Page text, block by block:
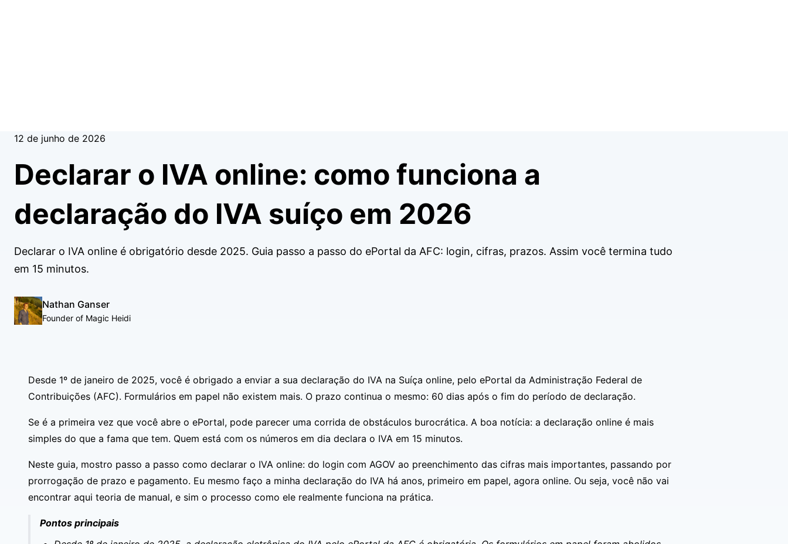
12 de junho de 2026
Declarar o IVA online: como funciona a
declaração do IVA suíço em 2026
Declarar o IVA online é obrigatório desde 2025. Guia passo a passo do ePortal da AFC: login, cifras, prazos. Assim você termina tudo
em 15 minutos.
Nathan Ganser
Founder of Magic Heidi
Desde 1º de janeiro de 2025, você é obrigado a enviar a sua declaração do IVA na Suíça online, pelo ePortal da Administração Federal de
Contribuições (AFC). Formulários em papel não existem mais. O prazo continua o mesmo: 60 dias após o fim do período de declaração.
Se é a primeira vez que você abre o ePortal, pode parecer uma corrida de obstáculos burocrática. A boa notícia: a declaração online é mais
simples do que a fama que tem. Quem está com os números em dia declara o IVA em 15 minutos.
Neste guia, mostro passo a passo como declarar o IVA online: do login com AGOV ao preenchimento das cifras mais importantes, passando por
prorrogação de prazo e pagamento. Eu mesmo faço a minha declaração do IVA há anos, primeiro em papel, agora online. Ou seja, você não vai
encontrar aqui teoria de manual, e sim o processo como ele realmente funciona na prática.
Pontos principais